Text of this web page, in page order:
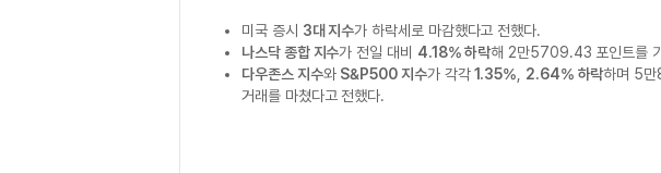
미국 증시 3대 지수가 하락세로 마감했다고 전했다.
나스닥 종합 지수가 전일 대비 4.18% 하락해 2만5709.43 포인트를
다우존스 지수와 S&P500 지수가 각각1.35% 2.64% 하락하며 5
거래를 마쳤다고 전했다.